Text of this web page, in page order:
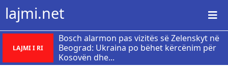
lajmi.net
LAJMI I RI
Bosch alarmon pas vizitës së Zelenskyt në
Beograd: Ukraina po bëhet kërcënim për
Kosovën dhe...